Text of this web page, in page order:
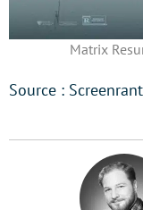
Matrix
Source : Screenrant